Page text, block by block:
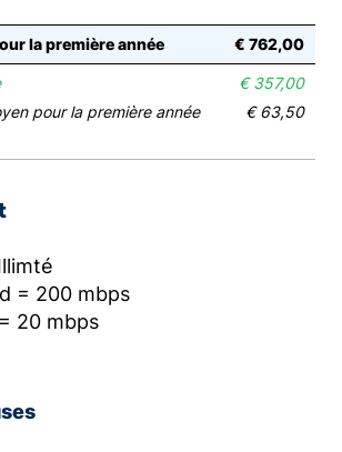
la première année € 762,00
€ 357,00
pour la première année
€ 63,50
= 200 mbps
20 mbps